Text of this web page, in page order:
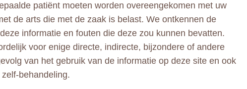
patiënt moeten worden overeengekomen met uw
de arts die met de zaak is belast. We ontkennen de
informatie en fouten die deze zou kunnen bevatten.
voor enige directe, indirecte, bijzondere of andere
van het gebruik van de informatie op deze site en ook
behandeling.